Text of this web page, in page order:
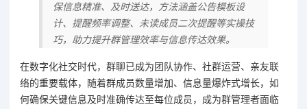
保信息精准、及时送达，方法涵盖公告模板设
计、提醒频率调整、未读成员二次提醒等实操技
巧，助力提升群管理效率与信息传达效果。
在数字化社交时代，群聊已成为团队协作、社群运营、亲友联
络的重要载体，随着群成员数量增加、信息量爆炸式增长，如
何确保关键信息及时准确传达至每位成员，成为群管理者面临